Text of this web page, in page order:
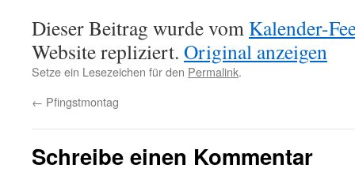
Dieser Beitrag wurde vom Kalender-
Website repliziert. Original anzeigen
Setze ein Lesezeichen für den Permalink.
← Pfingstmontag
Schreibe einen Kommentar